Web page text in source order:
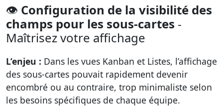
👁️ Configuration de la visibilité des
champs pour les sous-cartes -
Maîtrisez votre affichage
L’enjeu : Dans les vues Kanban et Listes, l’affichage
des sous-cartes pouvait rapidement devenir
encombré ou au contraire, trop minimaliste selon
les besoins spécifiques de chaque équipe.